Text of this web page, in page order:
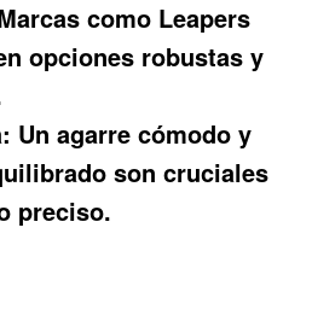
como Leapers
opciones robustas y
Un agarre cómodo y
son cruciales
preciso.